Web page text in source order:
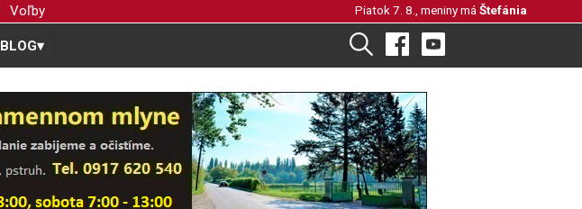
Voľby Piatok 7. 8., meniny má Štefánia
BLOG▾